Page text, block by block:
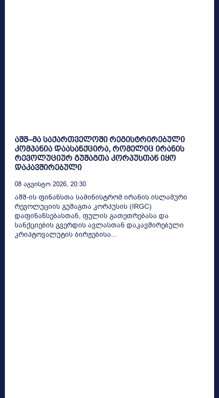
აშშ–მა საქართველოში რეგისტრირებული
კომპანია დაასანქცირა, რომელიც ირანის
რევოლუციურ გუშაგთა კორპუსთან იყო
დაკავშირებული
08 Აგვისტო 2026, 20:30
აშშ-ის ფინანსთა სამინისტრომ ირანის ისლამური
რევოლუციის გუშაგთა კორპუსის (IRGC)
დაფინანსებასთან, ფულის გათეთრებასა და
სანქციების გვერდის ავლასთან დაკავშირებული
კრიპტოვალუტის ბირჟებისა...